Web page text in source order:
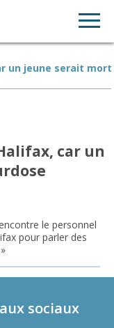
un jeune serait mort
car un
le personnel
pour parler des
sociaux